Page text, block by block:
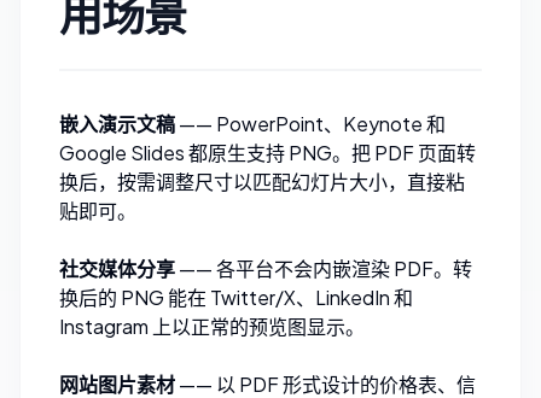
用场景
嵌入演示文稿—— PowerPoint、Keynote 和
Google Slides 都原生支持 PNG。把 PDF 页面转
换后，按需调整尺寸以匹配幻灯片大小，直接粘
贴即可。
社交媒体分享—— 各平台不会内嵌渲染 PDF。转
换后的 PNG 能在 Twitter/X、LinkedIn 和
Instagram 上以正常的预览图显示。
网站图片素材—— 以 PDF 形式设计的价格表、信